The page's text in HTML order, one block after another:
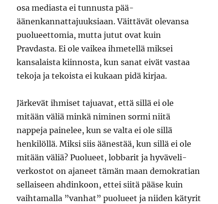
osa mediasta ei tunnusta pää-
äänenkannattajuuksiaan. Väittävät olevansa
puolueettomia, mutta jutut ovat kuin
Pravdasta. Ei ole vaikea ihmetellä miksei
kansalaista kiinnosta, kun sanat eivät vastaa
tekoja ja tekoista ei kukaan pidä kirjaa.
Järkevät ihmiset tajuavat, että sillä ei ole
mitään väliä minkä niminen sormi niitä
nappeja painelee, kun se valta ei ole sillä
henkilöllä. Miksi siis äänestää, kun sillä ei ole
mitään väliä? Puolueet, lobbarit ja hyväveli-
verkostot on ajaneet tämän maan demokratian
sellaiseen ahdinkoon, ettei siitä pääse kuin
vaihtamalla ”vanhat” puolueet ja niiden kätyrit